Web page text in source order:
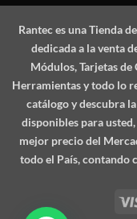
Ranteces una Tienda
dedicada a la venta
Módulos, Tarjetas
Herramientas y todo lo
catálogo y descubra
disponibles para
mejor precio del
todo el País, contando